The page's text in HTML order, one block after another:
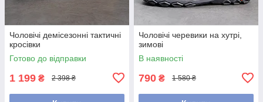
Чоловічі демісезонні тактичні
кросівки
Готово до відправки
1 199 ₴ 2 398 ₴
Чоловічі черевики на хутрі,
зимові
В наявності
790 ₴ 1 580 ₴